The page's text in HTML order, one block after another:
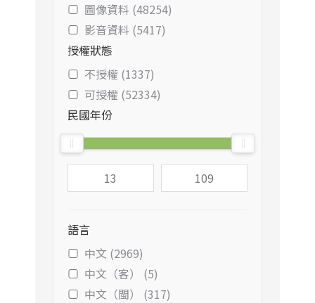
圖像資料 (48254)
影音資料 (5417)
授權狀態
不授權 (1337)
可授權 (52334)
民國年份
語言
中文 (2969)
中文（客） (5)
中文（閩） (317)